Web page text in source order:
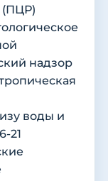
(ПЦР)
надзор
воды и
21